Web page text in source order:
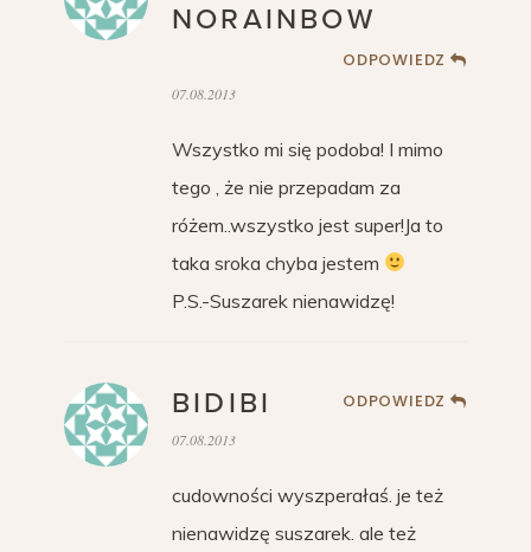
NORAINBOW
ODPOWIEDZ
07.08.2013
Wszystko mi się podoba! I mimo
tego , że nie przepadam za
różem..wszystko jest super!Ja to
taka sroka chyba jestem
P.S.-Suszarek nienawidzę!
BIDIBI ODPOWIEDZ
07.08.2013
cudowności wyszperałaś. je też
nienawidzę suszarek. ale też